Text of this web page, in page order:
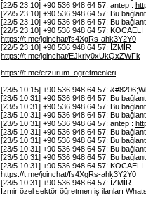
[22/5 23:10] +90 536 948 64 57: antep :
[22/5 23:10] +90 536 948 64 57: Bu
[22/5 23:10] +90 536 948 64 57: Bu
[22/5 23:10] +90 536 948 64 57: KOCAELİ
https://t.me/joinchat/fs4XgRs-ahk3Y2Y0
[22/5 23:10] +90 536 948 64 57: İZMİR
https://t.me/joinchat/EJkrly0xUkQxZWFk
https://t.me/erzurum_ogretmenleri
[23/5 10:15] +90 536 948 64 57:
[23/5 10:31] +90 536 948 64 57: Bu
[23/5 10:31] +90 536 948 64 57: Bu
[23/5 10:31] +90 536 948 64 57: Bu
[23/5 10:31] +90 536 948 64 57: antep :
[23/5 10:31] +90 536 948 64 57: Bu
[23/5 10:31] +90 536 948 64 57: Bu
[23/5 10:31] +90 536 948 64 57: Bu
[23/5 10:31] +90 536 948 64 57: Bu
[23/5 10:31] +90 536 948 64 57: KOCAELİ
https://t.me/joinchat/fs4XgRs-ahk3Y2Y0
[23/5 10:31] +90 536 948 64 57: İZMİR
İzmir özel sektör öğretmen iş ilanları